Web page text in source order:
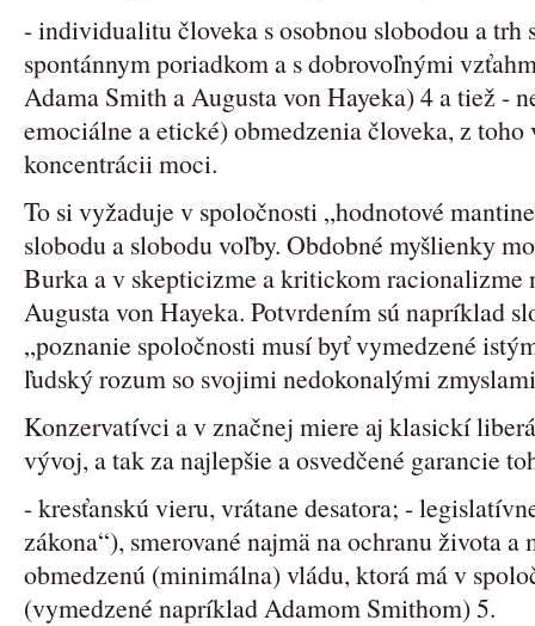
- individualitu človeka s osobnou slobodou a trh
spontánnym poriadkom a s dobrovoľnými
Adama Smith a Augusta von Hayeka) 4 a tiež -
emociálne a etické) obmedzenia človeka, z
koncentrácii moci.
To si vyžaduje v spoločnosti „hodnotové
slobodu a slobodu voľby. Obdobné myšlienky
Burka a v skepticizme a kritickom racionalizme
Augusta von Hayeka. Potvrdením sú napríklad
„poznanie spoločnosti musí byť vymedzené
ľudský rozum so svojimi nedokonalými
Konzervatívci a v značnej miere aj klasickí
vývoj, a tak za najlepšie a osvedčené garancie
- kresťanskú vieru, vrátane desatora; -
zákona“), smerované najmä na ochranu života
obmedzenú (minimálna) vládu, ktorá má v
(vymedzené napríklad Adamom Smithom) 5.